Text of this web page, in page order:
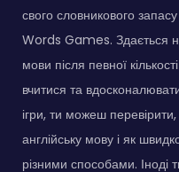
свого словникового
Words Games. Здається
мови після певної
вчитися та
ігри, ти можеш
англійську мову і як
різними способами.